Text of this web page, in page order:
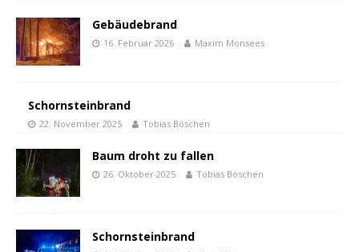
Gebäudebrand
16. Februar 2026 Maxim Monsees
Schornsteinbrand
22. November 2025 Tobias Böschen
Baum droht zu fallen
26. Oktober 2025 Tobias Böschen
Schornsteinbrand